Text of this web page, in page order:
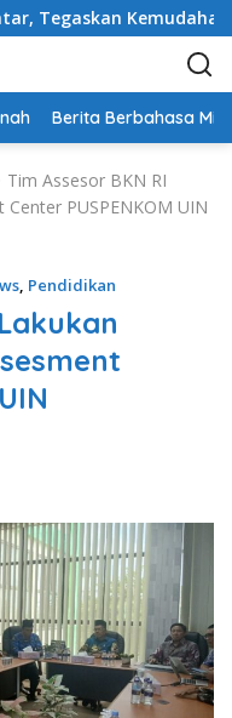
Kemudahan
Berita Berbahasa
Tim Assesor BKN RI
PUSPENKOM UIN
, Pendidikan